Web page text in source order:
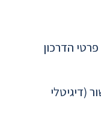
הדרכון
(דיגיטלי